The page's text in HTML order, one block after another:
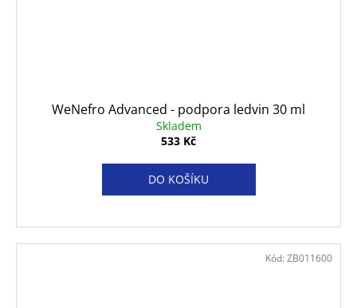
WeNefro Advanced - podpora ledvin 30 ml
Skladem
533 Kč
DO KOŠÍKU
Kód: ZB011600